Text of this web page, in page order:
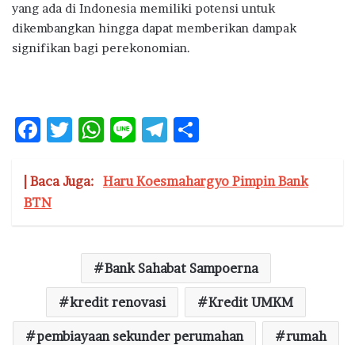
yang ada di Indonesia memiliki potensi untuk
dikembangkan hingga dapat memberikan dampak
signifikan bagi perekonomian.
F
e
b
o
k
T
it
r
W
at
A
p
p
Li
e
T
e
ra
m
ar
| Baca Juga: Haru Koesmahargyo Pimpin Bank
BTN
Bank Sahabat Sampoerna
kredit renovasi Kredit UMKM
pembiayaan sekunder perumahan rumah